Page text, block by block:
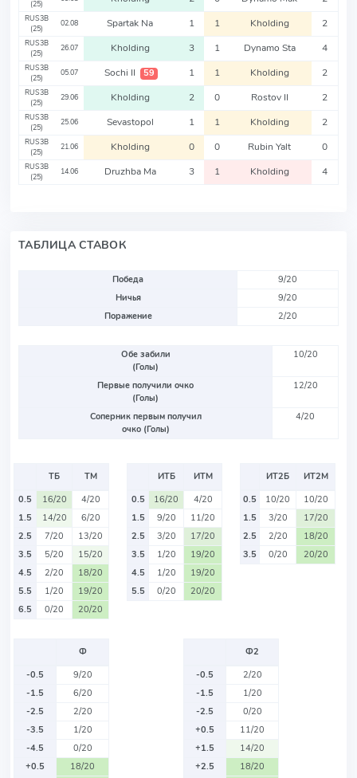
(25)
RUS3B
(25)
02.08 Spartak Na 1 1 Kholding 2
RUS3B
(25)
26.07 Kholding 3 1 Dynamo Sta 4
RUS3B
(25)
05.07 Sochi II 59 1 1 Kholding 2
RUS3B
(25)
29.06 Kholding 2 0 Rostov II 2
RUS3B
(25)
25.06 Sevastopol 1 1 Kholding 2
RUS3B
(25)
21.06 Kholding 0 0 Rubin Yalt 0
RUS3B
(25)
14.06 Druzhba Ma 3 1 Kholding 4
ТАБЛИЦА СТАВОК
Победа
9/20
Ничья
9/20
Поражение
2/20
Обе забили
(Голы)
10/20
Первые получили очко
(Голы)
12/20
Соперник первым получил
очко (Голы)
4/20
ТБ
ТМ
0.5
16/20
4/20
1.5
14/20
6/20
2.5
7/20
13/20
3.5
5/20
15/20
4.5
2/20
18/20
5.5
1/20
19/20
6.5
0/20 20/20
ИТБ
ИТМ
0.5
16/20
4/20
1.5
9/20
11/20
2.5
3/20
17/20
3.5
1/20
19/20
4.5
1/20
19/20
5.5
0/20 20/20
ИТ2Б
ИТ2М
0.5
10/20
10/20
1.5
3/20
17/20
2.5
2/20
18/20
3.5
0/20 20/20
Ф
-0.5
9/20
-1.5
6/20
-2.5
2/20
-3.5
1/20
-4.5
0/20
+0.5
18/20
Ф2
-0.5
2/20
-1.5
1/20
-2.5
0/20
+0.5
11/20
+1.5
14/20
+2.5
18/20